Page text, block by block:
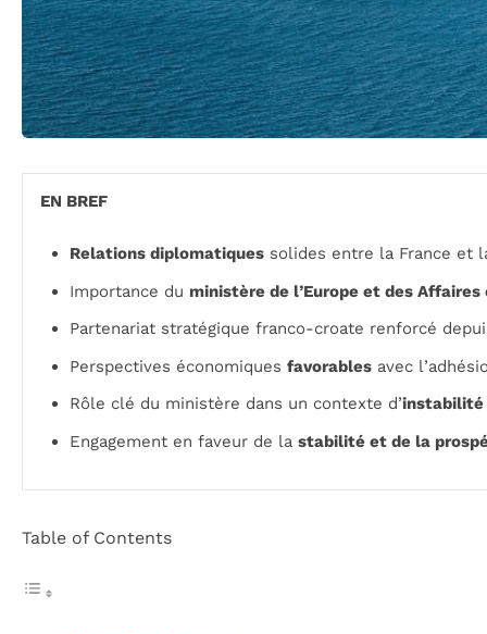
EN BREF
Relations diplomatiques solides entre la France et
Importance du ministère de l’Europe et des Affaires
Partenariat stratégique franco-croate renforcé
Perspectives économiques favorables avec
Rôle clé du ministère dans un contexte d’instabilité
Engagement en faveur de la stabilité et de la
Table of Contents